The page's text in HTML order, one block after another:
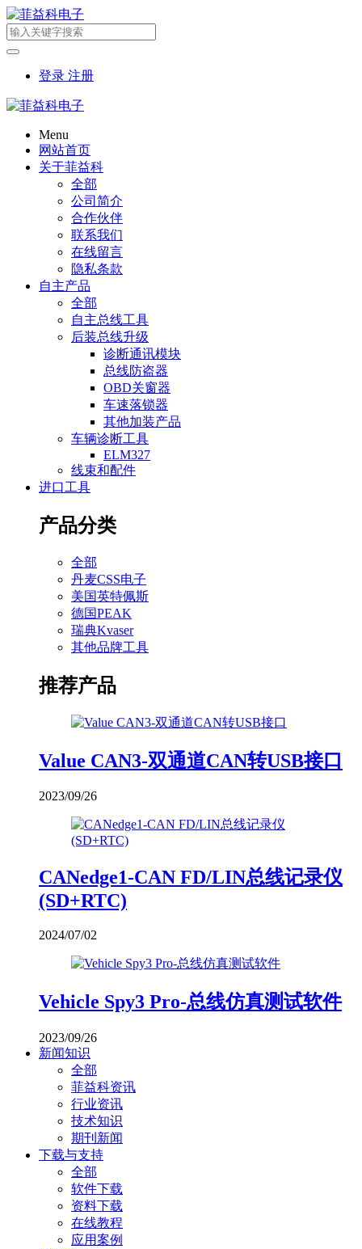
登录 注册
Menu
网站首页
关于菲益科
全部
公司简介
合作伙伴
联系我们
在线留言
隐私条款
自主产品
全部
自主总线工具
后装总线升级
诊断通讯模块
总线防盗器
OBD关窗器
车速落锁器
其他加装产品
车辆诊断工具
ELM327
线束和配件
进口工具
产品分类
全部
丹麦CSS电子
美国英特佩斯
德国PEAK
瑞典Kvaser
其他品牌工具
推荐产品
Value CAN3-双通道CAN转USB接口
2023/09/26
CANedge1-CAN FD/LIN总线记录仪
(SD+RTC)
2024/07/02
Vehicle Spy3 Pro-总线仿真测试软件
2023/09/26
新闻知识
全部
菲益科资讯
行业资讯
技术知识
期刊新闻
下载与支持
全部
软件下载
资料下载
在线教程
应用案例